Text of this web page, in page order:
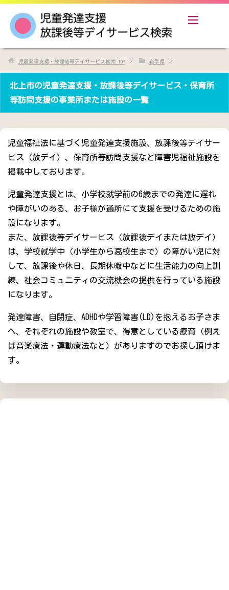
児童発達支援・放課後等デイサービス検索 TOP 岩手県
北上市の児童発達支援・放課後等デイサービス・保育所
等訪問支援の事業所または施設の一覧
児童福祉法に基づく児童発達支援施設、放課後等デイサー
ビス（放デイ）、保育所等訪問支援など障害児福祉施設を
掲載中しております。
児童発達支援とは、小学校就学前の6歳までの発達に遅れ
や障がいのある、お子様が通所にて支援を受けるための施
設になります。
また、放課後等デイサービス（放課後デイまたは放デイ）
は、学校就学中（小学生から高校生まで）の障がい児に対
して、放課後や休日、長期休暇中などに生活能力の向上訓
練、社会コミュニティの交流機会の提供を行っている施設
になります。
発達障害、自閉症、ADHDや学習障害(LD)を抱えるお子さま
へ、それぞれの施設や教室で、得意としている療育（例え
ば音楽療法・運動療法など）がありますのでお探し頂けま
す。